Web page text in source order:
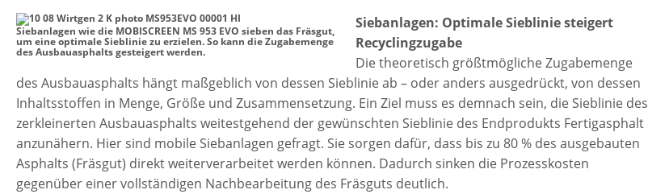
Siebanlagen wie die MOBISCREEN MS 953 EVO sieben das Fräsgut,
um eine optimale Sieblinie zu erzielen. So kann die Zugabemenge
des Ausbauasphalts gesteigert werden.
Siebanlagen: Optimale Sieblinie steigert
Recyclingzugabe
Die theoretisch größtmögliche Zugabemenge
des Ausbauasphalts hängt maßgeblich von dessen Sieblinie ab – oder anders ausgedrückt, von dessen
Inhaltsstoffen in Menge, Größe und Zusammensetzung. Ein Ziel muss es demnach sein, die Sieblinie des
zerkleinerten Ausbauasphalts weitestgehend der gewünschten Sieblinie des Endprodukts Fertigasphalt
anzunähern. Hier sind mobile Siebanlagen gefragt. Sie sorgen dafür, dass bis zu 80 % des ausgebauten
Asphalts (Fräsgut) direkt weiterverarbeitet werden können. Dadurch sinken die Prozesskosten
gegenüber einer vollständigen Nachbearbeitung des Fräsguts deutlich.